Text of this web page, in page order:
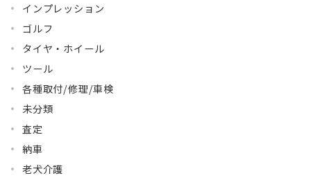
インプレッション
ゴルフ
タイヤ・ホイール
ツール
各種取付/修理/車検
未分類
査定
納車
老犬介護